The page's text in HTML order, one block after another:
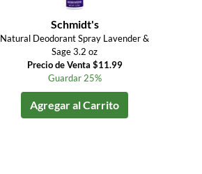
Schmidt's
Natural Deodorant Spray Lavender &
Sage 3.2 oz
Precio de Venta $11.99
Guardar 25%
Agregar al Carrito